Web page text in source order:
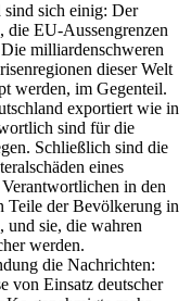
sind sich einig: Der
die EU-Aussengrenzen
milliardenschweren
dieser Welt
werden, im Gegenteil.
exportiert wie in
sind für die
Schließlich sind die
eines
in den
Teile der Bevölkerung in
und sie, die wahren
werden.
die Nachrichten:
von Einsatz deutscher